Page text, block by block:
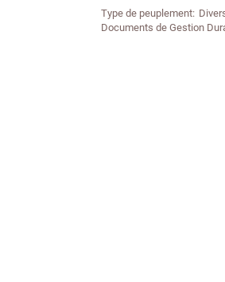
Type de peuplement
Documents de Gestion